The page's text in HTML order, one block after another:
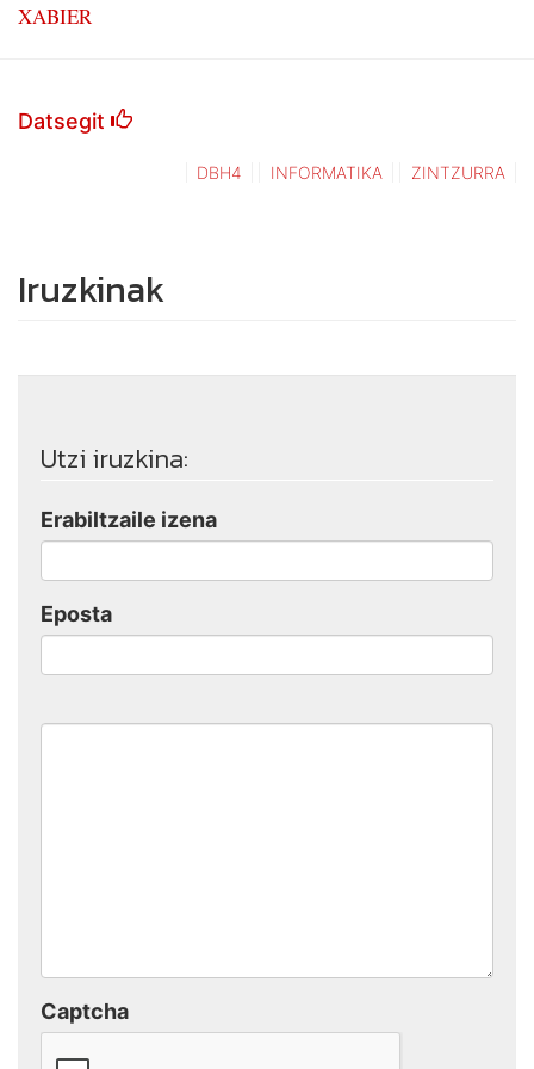
XABIER
Datsegit
DBH4 INFORMATIKA ZINTZURRA
Iruzkinak
Utzi iruzkina:
Erabiltzaile izena
Eposta
Captcha